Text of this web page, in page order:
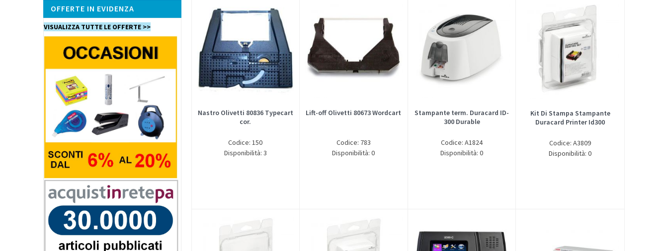
OFFERTE IN EVIDENZA
VISUALIZZA TUTTE LE OFFERTE >>
Nastro Olivetti 80836 Typecart
cor.
Codice: 150
Disponibilità: 3
Lift-off Olivetti 80673 Wordcart
Codice: 783
Disponibilità: 0
Stampante term. Duracard ID-
300 Durable
Codice: A1824
Disponibilità: 0
Kit Di Stampa Stampante
Duracard Printer Id300
Codice: A3809
Disponibilità: 0